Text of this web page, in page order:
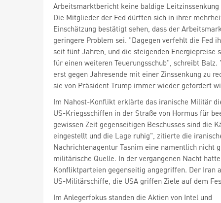
Arbeitsmarktbericht keine baldige
Die Mitglieder der Fed dürften sich in ihrer
Einschätzung bestätigt sehen, dass der
geringere Problem sei. "Dagegen verfehlt die Fed
seit fünf Jahren, und die steigenden Energiepreise
für einen weiteren Teuerungsschub", schreibt Balz.
erst gegen Jahresende mit einer Zinssenkung zu
sie von Präsident Trump immer wieder gefordert
Im Nahost-Konflikt erklärte das iranische Militär
US-Kriegsschiffen in der Straße von Hormus für
gewissen Zeit gegenseitigen Beschusses sind die
eingestellt und die Lage ruhig", zitierte die
Nachrichtenagentur Tasnim eine namentlich nicht
militärische Quelle. In der vergangenen Nacht
Konfliktparteien gegenseitig angegriffen. Der Iran
US-Militärschiffe, die USA griffen Ziele auf dem
Im Anlegerfokus standen die Aktien von Intel und